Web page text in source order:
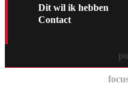
Dit wil ik hebben
Contact